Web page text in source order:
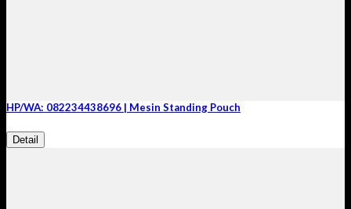
HP/WA: 082234438696 | Mesin Standing Pouch
Detail